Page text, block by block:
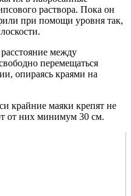
раствора. Пока он
при помощи уровня так,
между
перемещаться
опираясь краями на
крайние маяки крепят не
от них минимум 30 см.